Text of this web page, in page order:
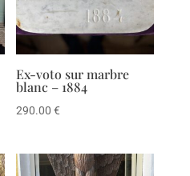
Ex-voto sur marbre
blanc – 1884
290.00€